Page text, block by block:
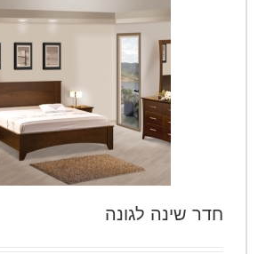
חדר שינה לגונה